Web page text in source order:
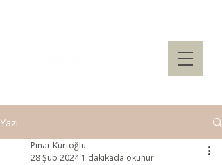
Yazı
Pınar Kurtoğlu
28 Şub 2024 1 dakikada okunur